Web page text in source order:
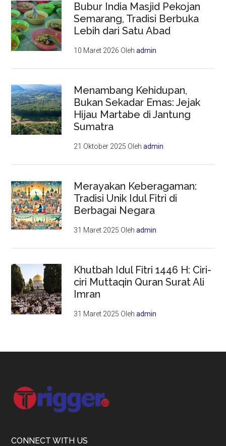
Bubur India Masjid Pekojan
Semarang, Tradisi Berbuka
Lebih dari Satu Abad
10 Maret 2026 Olehadmin
Menambang Kehidupan,
Bukan Sekadar Emas: Jejak
Hijau Martabe di Jantung
Sumatra
21 Oktober 2025 Olehadmin
Merayakan Keberagaman:
Tradisi Unik Idul Fitri di
Berbagai Negara
31 Maret 2025 Olehadmin
Khutbah Idul Fitri 1446 H: Ciri-
ciri Muttaqin Quran Surat Ali
Imran
31 Maret 2025 Olehadmin
Footer
CONNECT WITH US